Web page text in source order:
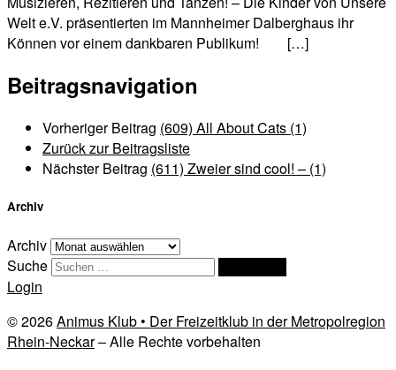
Welt e.V. präsentierten im Mannheimer Dalberghaus ihr
Können vor einem dankbaren Publikum! […]
Beitragsnavigation
Vorheriger Beitrag (609) All About Cats (1)
Zurück zur Beitragsliste
Nächster Beitrag (611) Zweier sind cool! – (1)
Archiv
Archiv
Suche
Login
© 2026Animus Klub • Der Freizeitklub in der Metropolregion
Rhein-Neckar– Alle Rechte vorbehalten